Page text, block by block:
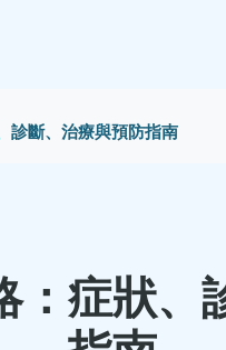
診斷、治療與預防指南
：症狀、